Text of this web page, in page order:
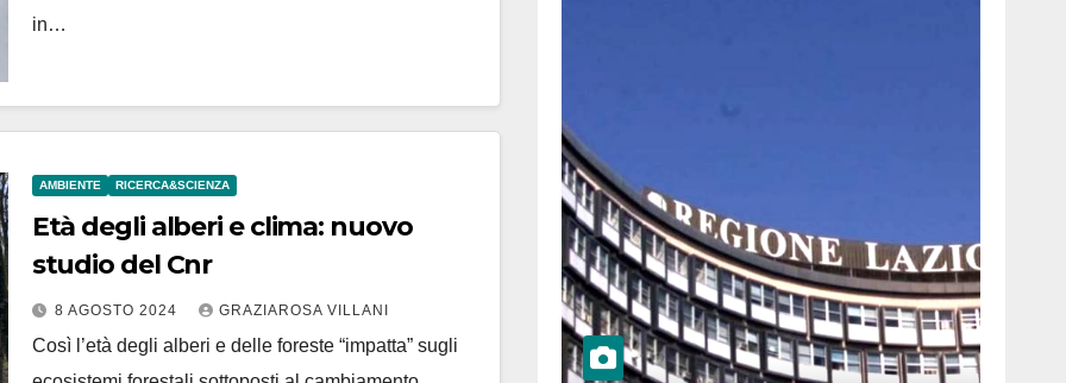
in…
AMBIENTE RICERCA&SCIENZA
Età degli alberi e clima: nuovo
studio del Cnr
8 AGOSTO 2024 GRAZIAROSA VILLANI
Così l’età degli alberi e delle foreste “impatta” sugli